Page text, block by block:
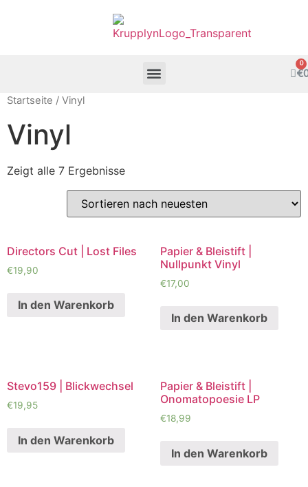
€
Startseite / Vinyl
Vinyl
Zeigt alle 7 Ergebnisse
Directors Cut | Lost Files
€19,90
In den Warenkorb
Papier & Bleistift |
Nullpunkt Vinyl
€17,00
In den Warenkorb
Stevo159 | Blickwechsel
€19,95
In den Warenkorb
Papier & Bleistift |
Onomatopoesie LP
€18,99
In den Warenkorb